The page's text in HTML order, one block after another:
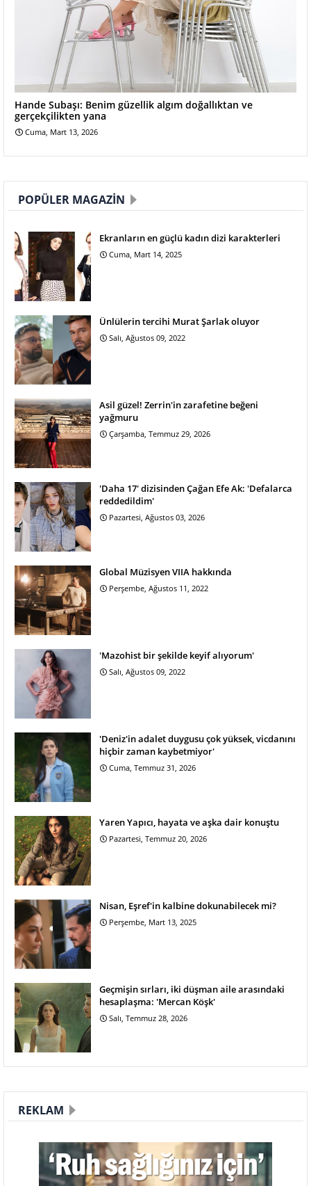
Hande Subaşı: Benim güzellik algım doğallıktan ve
gerçekçilikten yana
Cuma, Mart 13, 2026
POPÜLER MAGAZIN
Ekranların en güçlü kadın dizi karakterleri
Cuma, Mart 14, 2025
Ünlülerin tercihi Murat Şarlak oluyor
Salı, Ağustos 09, 2022
Asil güzel! Zerrin'in zarafetine beğeni
yağmuru
Çarşamba, Temmuz 29, 2026
'Daha 17' dizisinden Çağan Efe Ak: 'Defalarca
reddedildim'
Pazartesi, Ağustos 03, 2026
Global Müzisyen VIIA hakkında
Perşembe, Ağustos 11, 2022
'Mazohist bir şekilde keyif alıyorum'
Salı, Ağustos 09, 2022
'Deniz'in adalet duygusu çok yüksek, vicdanını
hiçbir zaman kaybetmiyor'
Cuma, Temmuz 31, 2026
Yaren Yapıcı, hayata ve aşka dair konuştu
Pazartesi, Temmuz 20, 2026
Nisan, Eşref'in kalbine dokunabilecek mi?
Perşembe, Mart 13, 2025
Geçmişin sırları, iki düşman aile arasındaki
hesaplaşma: 'Mercan Köşk'
Salı, Temmuz 28, 2026
REKLAM